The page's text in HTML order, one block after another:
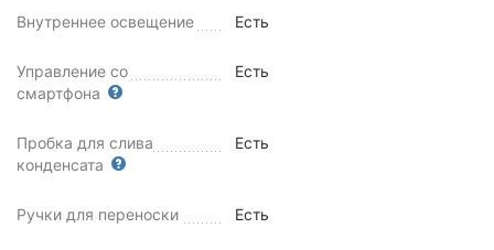
Внутреннее освещение Есть
Управление со
смартфона
Есть
Пробка для слива
конденсата
Есть
Ручки для переноски Есть